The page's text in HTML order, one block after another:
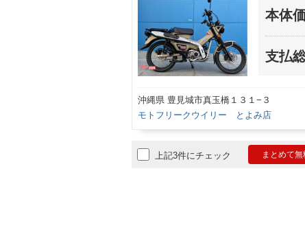
本体
支払
沖縄県 豊見城市真玉橋１３１−３
モトフリークウイリー とよみ店
上記3件にチェック まとめて